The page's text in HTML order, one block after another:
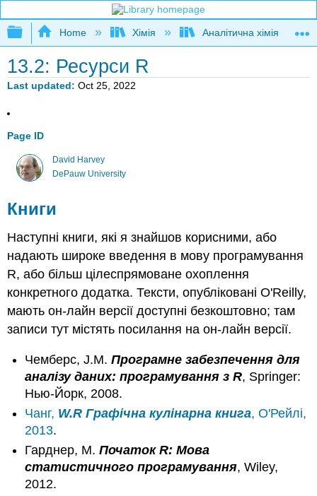
Expand/collapse global hierarchy
Home Хімія Аналітична хімія
13.2: Ресурси R
Last updated Oct 25, 2022
Page ID
David Harvey
DePauw University
Книги
Наступні книги, які я знайшов корисними, або
надають широке введення в мову програмування
R, або більш цілеспрямоване охоплення
конкретного додатка. Тексти, опубліковані O'Reilly,
мають он-лайн версії доступні безкоштовно; там
записи тут містять посилання на он-лайн версії.
Чемберс, J.M.Програмне забезпечення для
аналізу даних: програмування з R, Springer:
Нью-Йорк, 2008.
Чанг, W.R Графічна кулінарна книга, О'Рейлі,
2013.
Гарднер, М.Початок R: Мова
статистичного програмування, Wiley,
2012.